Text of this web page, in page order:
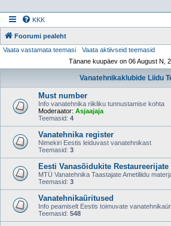
KKK
Foorumi pealeht
Vaata vastamata teemasi
Vaata aktiivseid teemasid
Tänane kuupäev on 06 August N,
Vanatehnikaklubide Liidu
Must number
Info vanatehnika riikliku tunnustamise kohta
Moderaator: Asjaajaja
Teemasid: 4
Vanatehnika register
Nimekiri Eestis leiduvast vanatehnikast
Teemasid: 3
Eesti Vanasõidukite
MTÜ Vanatehnika Taastajate Ametiliidu
Teemasid: 3
Vanatehnikaüritused
Info peamiselt Eestis toimuvate
Teemasid: 548